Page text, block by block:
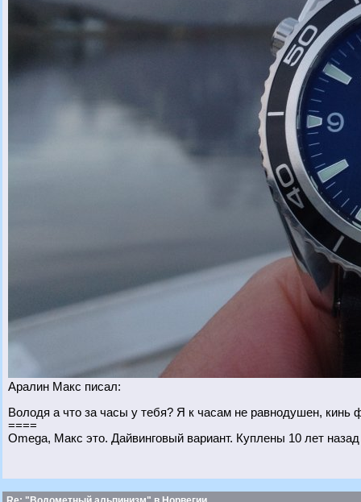
Аралин Макс писал:
Володя а что за часы у тебя? Я к часам не равнодушен, кинь
====
Omega, Макс это. Дайвинговый вариант. Куплены 10 лет